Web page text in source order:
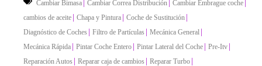
Cambiar Bimasa Cambiar Correa Distribución Cambiar Embrague coche
cambios de aceite Chapa y Pintura Coche de Sustitución
Diagnóstico de Coches Filtro de Partículas Mecánica General
Mecánica Rápida Pintar Coche Entero Pintar Lateral del Coche Pre-Itv
Reparación Autos Reparar caja de cambios Reparar Turbo